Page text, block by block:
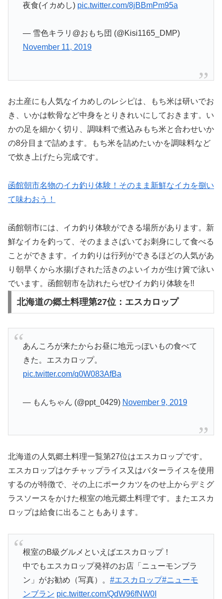
夜食(イカめし) pic.twitter.com/8jBBmPm95a
— 雪色キラリ@おもち団 (@Kisi1165_DMP)
November 11, 2019
お土産にも人気なイカめしのレシピは、もち米は研いでお
き、いかは軟骨など中身をとりきれいにしておきます。い
かの足を細かく切り、調味料で煮込みもち米と合わせいか
の8分目まで詰めます。もち米を詰めたいかを調味料など
で炊き上げたら完成です。
函館朝市名物のイカ釣り体験！そのまま新鮮なイカを捌い
て味わおう！
函館朝市には、イカ釣り体験ができる場所があります。新
鮮なイカを釣って、そのままさばいてお刺身にして食べる
ことができます。イカ釣りは行列ができるほどの人気があ
り朝早くから水揚げされた活きのよいイカが生け簀で泳い
でいます。函館朝市を訪れたらぜひイカ釣り体験を!!
北海道の郷土料理第27位：エスカロップ
あんころが来たからお昼に地元っぽいもの食べて
きた。エスカロップ。
pic.twitter.com/q0W083AfBa
— もんちゃん (@ppt_0429) November 9, 2019
北海道の人気郷土料理一覧第27位はエスカロップです。
エスカロップはケチャップライス又はバターライスを使用
するのが特徴で、その上にポークカツをのせ上からデミグ
ラスソースをかけた根室の地元郷土料理です。またエスカ
ロップは給食に出ることもあります。
根室のB級グルメといえばエスカロップ！
中でもエスカロップ発祥のお店「ニューモンブラ
ン」がお勧め（写真）。 #エスカロップ#ニューモ
ンブラン pic.twitter.com/QdW96fNW0I